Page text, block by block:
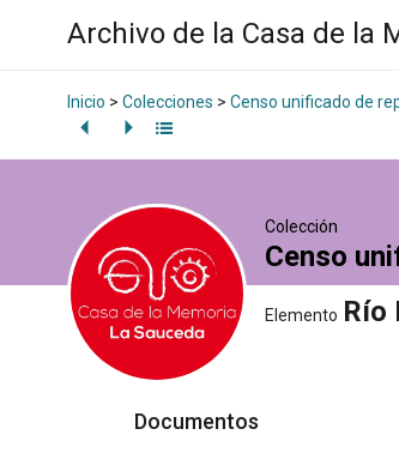
Archivo de la Casa de la
Inicio > Colecciones > Censo unificado de
Colección
Censo
Elemento Río
Documentos